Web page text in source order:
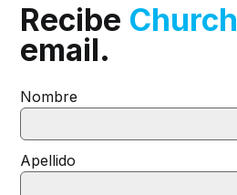
Recibe
email.
Nombre
Apellido